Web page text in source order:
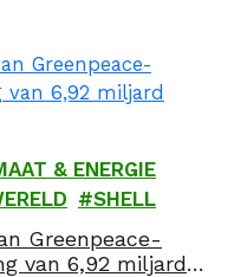
& ENERGIE
SHELL
Greenpeace-
van 6,92 miljard